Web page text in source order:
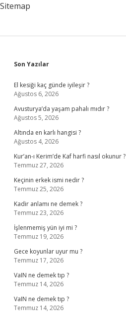
Sitemap
Sidebar
Son Yazılar
El kesiği kaç günde iyileşir ?
Ağustos 6, 2026
Avusturya’da yaşam pahalı mıdır ?
Ağustos 5, 2026
Altında en karlı hangisi ?
Ağustos 4, 2026
Kur’an-ı Kerim’de Kaf harfi nasıl okunur ?
Temmuz 27, 2026
Keçinin erkek ismi nedir ?
Temmuz 25, 2026
Kadir anlamı ne demek ?
Temmuz 23, 2026
İşlenmemiş yün iyi mi ?
Temmuz 19, 2026
Gece koyunlar uyur mu ?
Temmuz 17, 2026
VaIN ne demek tıp ?
Temmuz 14, 2026
VaIN ne demek tıp ?
Temmuz 14, 2026